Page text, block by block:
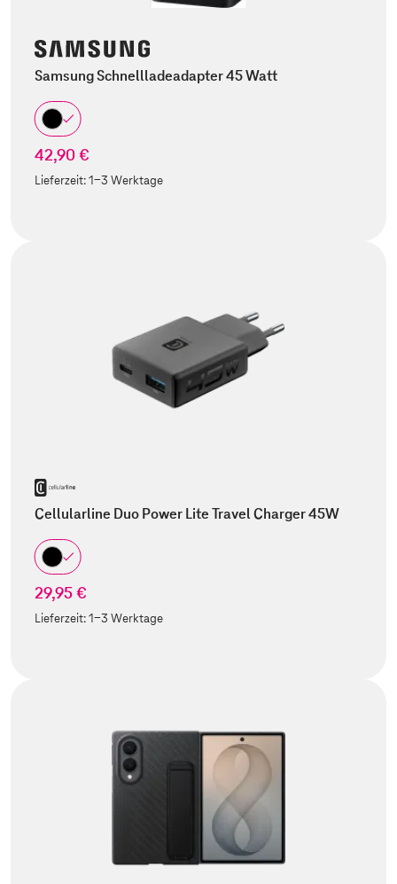
Samsung Schnellladeadapter 45 Watt
42,90 €
Lieferzeit:1-3 Werktage
Cellularline Duo Power Lite Travel Charger 45W
29,95 €
Lieferzeit:1-3 Werktage